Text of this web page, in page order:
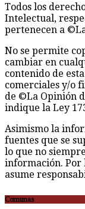
Todos los
Intelectual,
pertenecen a
No se permite
cambiar en
contenido de
comerciales y/o
de ©La Opinión
indique la Ley
Asimismo la
fuentes que se
lo que no
información. Por
asume
Comunas